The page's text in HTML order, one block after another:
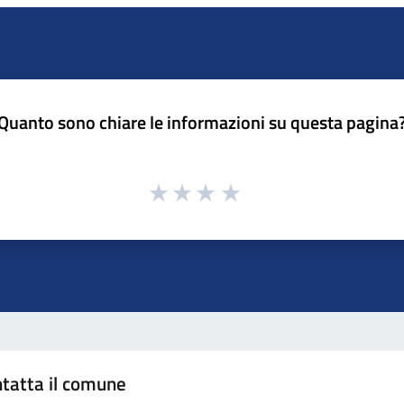
sono chiare le informazioni su questa
il comune